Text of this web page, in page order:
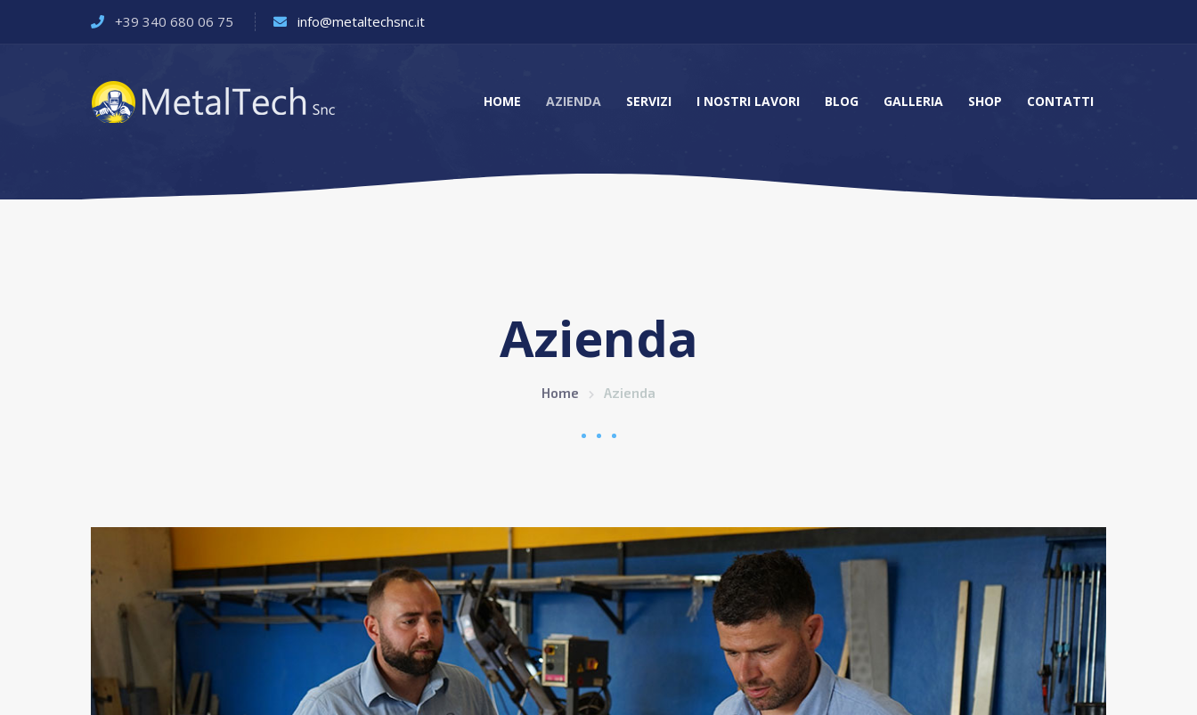
+39 340 680 06 75 info@metaltechsnc.it
HOME AZIENDA SERVIZI I NOSTRI LAVORI BLOG GALLERIA SHOP CONTATTI
Azienda
Home Azienda